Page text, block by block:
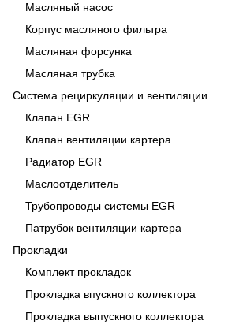
Масляный насос
Корпус масляного фильтра
Масляная форсунка
Масляная трубка
Система рециркуляции и вентиляции
Клапан EGR
Клапан вентиляции картера
Радиатор EGR
Маслоотделитель
Трубопроводы системы EGR
Патрубок вентиляции картера
Прокладки
Комплект прокладок
Прокладка впускного коллектора
Прокладка выпускного коллектора